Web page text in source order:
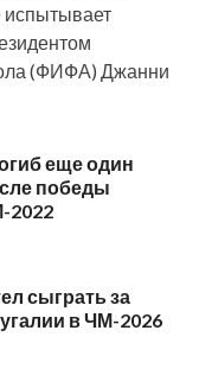
испытывает
(ФИФА) Джанни
еще один
победы
2022
сыграть за
в ЧМ-2026